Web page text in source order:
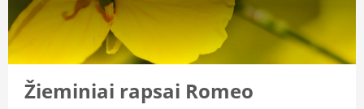
Žieminiai rapsai Romeo